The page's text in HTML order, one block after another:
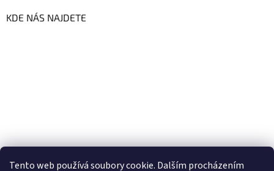
Tento web používá soubory cookie. Dalším procházením
KDE NÁS NAJDETE